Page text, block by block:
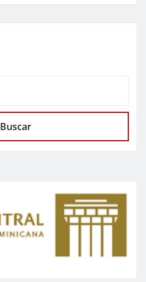
Buscar